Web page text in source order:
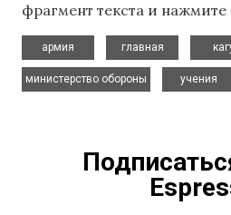
фрагмент текста и нажмите
армия
главная
министерство обороны
учения